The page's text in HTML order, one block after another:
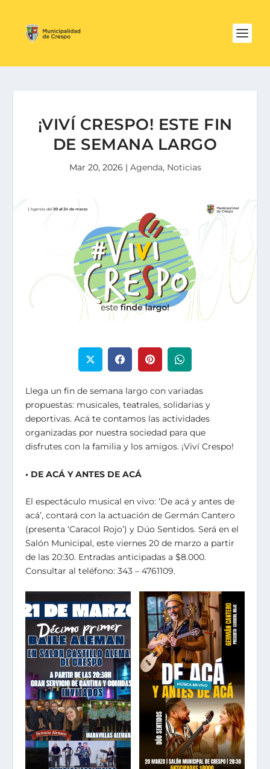
¡VIVÍ CRESPO! ESTE FIN
DE SEMANA LARGO
Mar 20, 2026 | Agenda, Noticias
Llega un fin de semana largo con variadas
propuestas: musicales, teatrales, solidarias y
deportivas. Acá te contamos las actividades
organizadas por nuestra sociedad para que
disfrutes con la familia y los amigos. ¡Viví Crespo!
• DE ACÁ Y ANTES DE ACÁ
El espectáculo musical en vivo: ‘De acá y antes de
acá’, contará con la actuación de Germán Cantero
(presenta ‘Caracol Rojo’) y Dúo Sentidos. Será en el
Salón Municipal, este viernes 20 de marzo a partir
de las 20:30. Entradas anticipadas a $8.000.
Consultar al teléfono: 343 – 4761109.